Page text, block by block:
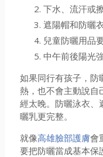
下水、流汗或
遮陽帽和防曬
兒童防曬用品
中午前後陽光
如果同行有孩子，防
熱，也不會主動說自
經太晚。防曬泳衣、
曬乳更完整。
就像高雄臉部護膚會
要把防曬當成基本保